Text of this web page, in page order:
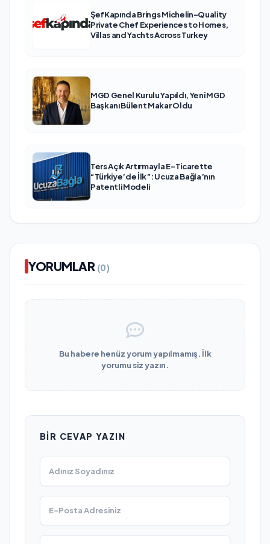
ŞefKapında Brings Michelin-Quality
Private Chef Experiences to Homes,
Villas and Yachts Across Turkey
MGD Genel Kurulu Yapıldı, Yeni MGD
Başkanı Bülent Makar Oldu
Ters Açık Artırmayla E-Ticarette
“Türkiye’de İlk”: Ucuza Bağla’nın
Patentli Modeli
YORUMLAR (0)
Bu habere henüz yorum yapılmamış. İlk
yorumu siz yazın.
BIR CEVAP YAZIN